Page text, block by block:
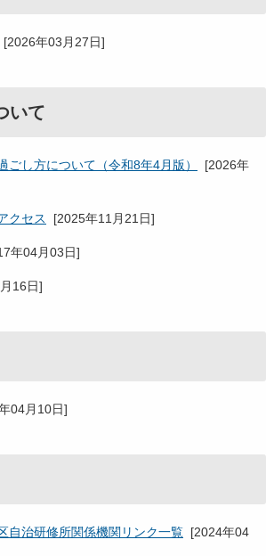
[2026年03月27日]
いて
ごし方について（令和8年4月版） [2026年
クセス [2025年11月21日]
年04月03日]
16日]
04月10日]
自治研修所関係機関リンク一覧 [2024年04